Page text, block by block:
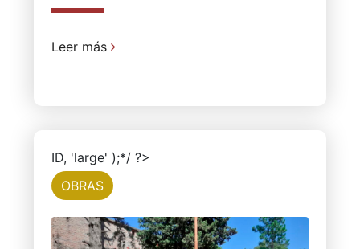
Leer más
ID, 'large' );*/ ?>
OBRAS